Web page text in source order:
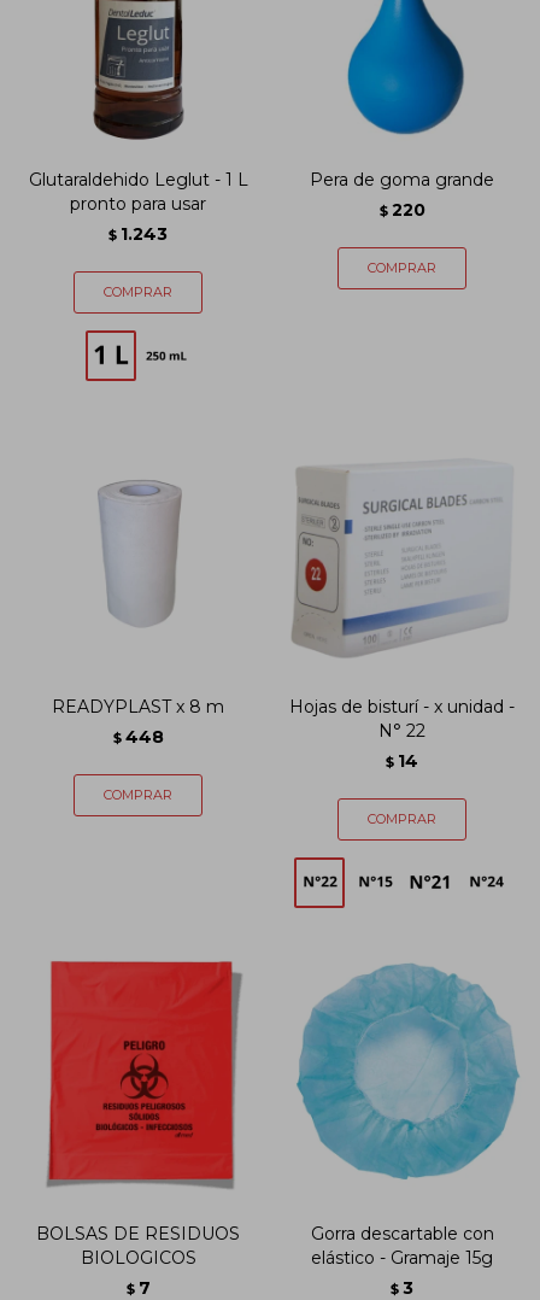
Glutaraldehido Leglut - 1 L
pronto para usar
$ 1.243
Pera de goma grande
$ 220
READYPLAST x 8 m
$ 448
Hojas de bisturí - x unidad -
N° 22
$ 14
BOLSAS DE RESIDUOS
BIOLOGICOS
$ 7
Gorra descartable con
elástico - Gramaje 15g
$ 3